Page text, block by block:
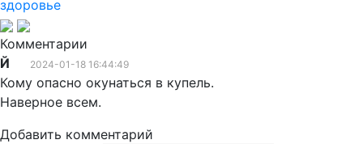
здоровье
Комментарии
Й
2024-01-18 16:44:49
Кому опасно окунаться в купель.
Наверное всем.
Добавить комментарий